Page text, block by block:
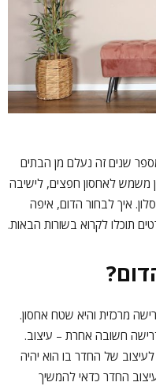
שנים זה נעלם מן הבתים
משמש לאחסון חפצים, לישיבה
איך לבחור הדום, איפה
תוכלו לקרוא בשורות הבאות.
מרכזית והיא שטח אחסון.
חשובה אחרת – עיצוב.
של החדר בו הוא יהיה
החדר כדאי להמשיך